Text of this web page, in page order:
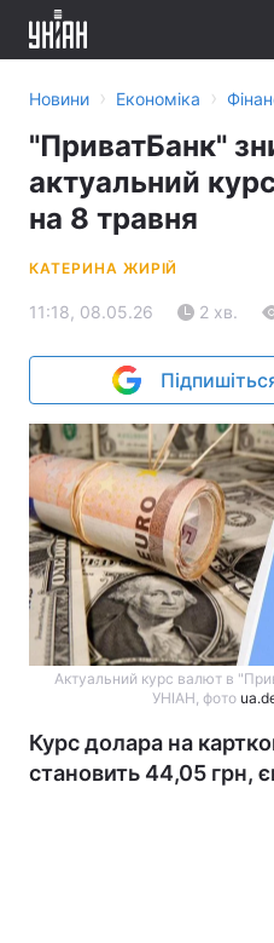
Новини › Економіка ›
"ПриватБанк"
актуальний
на 8 травня
КАТЕРИНА ЖИРІЙ
11:18, 08.05.26 2 хв.
Актуальний курс валют в
УНІАН, фото
Курс долара на
становить 44,05 грн,